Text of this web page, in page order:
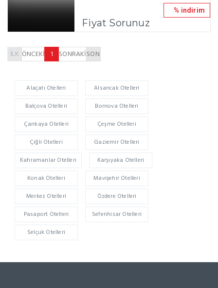
Fiyat Sorunuz
% indirim
İLK ÖNCEKİ 1 SONRAKİSON
Alaçatı Otelleri
Alsancak Otelleri
Balçova Otelleri
Bornova Otelleri
Çankaya Otelleri
Çeşme Otelleri
Çiğli Otelleri
Gaziemir Otelleri
Kahramanlar Otelleri
Karşıyaka Otelleri
Konak Otelleri
Mavişehir Otelleri
Merkez Otelleri
Özdere Otelleri
Pasaport Otelleri
Seferihisar Otelleri
Selçuk Otelleri